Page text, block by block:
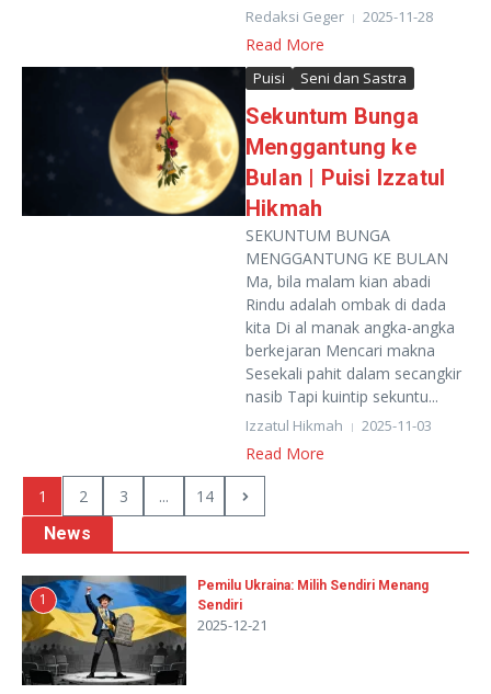
Redaksi Geger 2025-11-28
Read More
Puisi Seni dan Sastra
Sekuntum Bunga
Menggantung ke
Bulan | Puisi Izzatul
Hikmah
SEKUNTUM BUNGA
MENGGANTUNG KE BULAN
Ma, bila malam kian abadi
Rindu adalah ombak di dada
kita Di al manak angka-angka
berkejaran Mencari makna
Sesekali pahit dalam secangkir
nasib Tapi kuintip sekuntu...
Izzatul Hikmah 2025-11-03
Read More
1 2 3 ...
14
News
1
Pemilu Ukraina: Milih Sendiri Menang
Sendiri
2025-12-21